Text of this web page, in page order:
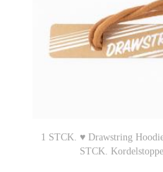
1 STCK. ♥ Drawstring
STCK.